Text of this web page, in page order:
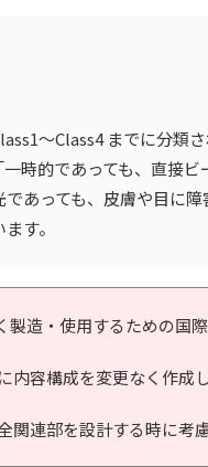
～Class4 までに分類
時的であっても、直接
あっても、皮膚や目に
す。
造・使用するための国際
内容構成を変更なく作成
連部を設計する時に考